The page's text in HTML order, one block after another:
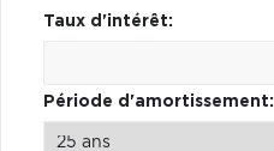
Taux d'intérêt:
Période d'amortissement: